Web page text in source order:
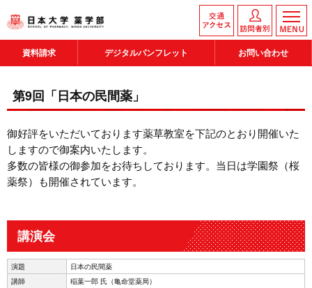
資料請求 デジタルパンフレット お問い合わせ
第9回「日本の民間薬」
御好評をいただいております薬草教室を下記のとおり開催いた
しますので御案内いたします。
多数の皆様の御参加をお待ちしております。当日は学園祭（桜
薬祭）も開催されています。
講演会
演題
日本の民間薬
講師
稲葉一郎 氏（亀命堂薬局）